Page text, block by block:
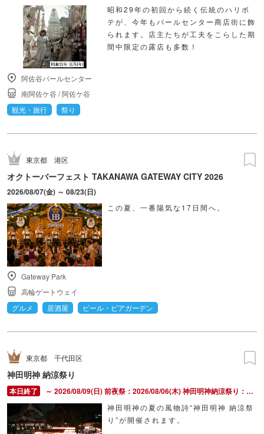
昭和29年の初回から続く伝統のハリボ
テが、今年もパールセンター商店街に飾
られます。店主たちが工夫をこらした期
間中限定の露店も多数！
阿佐谷パールセンター
南阿佐ケ谷 /阿佐ケ谷
観光・旅行
祭り
東京都 港区
オクトーバーフェスト TAKANAWA GATEWAY CITY 2026
2026/08/07(金) ～ 08/23(日)
この夏、一番陽気な17日間へ。
Gateway Park
高輪ゲートウェイ
グルメ
居酒屋 ビール・ビアガーデン
東京都 千代田区
神田明神 納涼祭り
～ 2026/08/09(日) 前夜祭：2026/08/06(木) 神田明神納涼祭り：2026/08/07(金) ～ 2026/08/09(日)
神田明神の夏の風物詩“神田明神 納涼祭
り”が開催されます。